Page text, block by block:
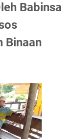
Babinsa
Binaan